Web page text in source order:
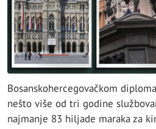
Bosanskohercegovačkom
nešto više od tri godine
najmanje 83 hiljade maraka za